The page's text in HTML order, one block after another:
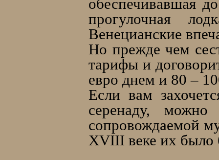
обеспечивавшая
прогулочная
Венецианские
Но прежде чем
тарифы и
евро днем и 80 –
Если вам
серенаду, можно
сопровождаемой
XVIII веке их было